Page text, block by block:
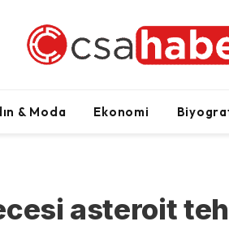
& Moda Ekonomi
asteroit